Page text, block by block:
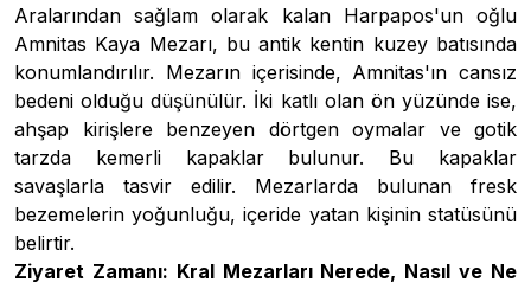
Aralarından sağlam olarak kalan Harpapos'un oğlu
Amnitas Kaya Mezarı, bu antik kentin kuzey batısında
konumlandırılır. Mezarın içerisinde, Amnitas'ın cansız
bedeni olduğu düşünülür. İki katlı olan ön yüzünde ise,
ahşap kirişlere benzeyen dörtgen oymalar ve gotik
tarzda kemerli kapaklar bulunur. Bu kapaklar
savaşlarla tasvir edilir. Mezarlarda bulunan fresk
bezemelerin yoğunluğu, içeride yatan kişinin statüsünü
belirtir.
Ziyaret Zamanı: Kral Mezarları Nerede, Nasıl ve Ne